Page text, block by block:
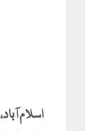
اسلام